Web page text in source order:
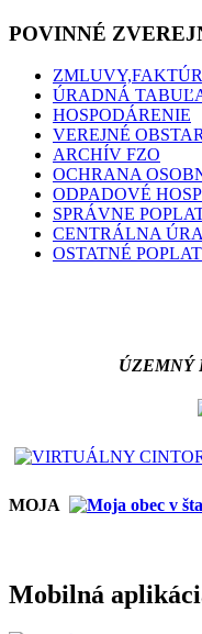
POVINNÉ
ÚRADNÁ
HOSPODÁRENIE
VEREJNÉ
ARCHÍV FZO
OCHRANA
ODPADOVÉ
SPRÁVNE
CENTRÁLNA
OSTATNÉ
ÚZEMNÝ
MOJA
Mobilná